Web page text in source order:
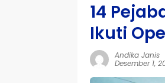
14
Ikuti
Andika Janis
Desember 1,